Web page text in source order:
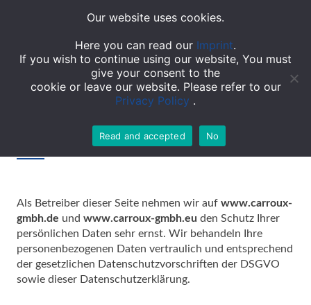
Privacy policy
Als Betreiber dieser Seite nehmen wir auf www.carroux-
gmbh.de und www.carroux-gmbh.eu den Schutz Ihrer
persönlichen Daten sehr ernst. Wir behandeln Ihre
personenbezogenen Daten vertraulich und entsprechend
der gesetzlichen Datenschutzvorschriften der DSGVO
sowie dieser Datenschutzerklärung.
Our website uses cookies.
Here you can read our Imprint.
If you wish to continue using our website, You must
give your consent to the
cookie or leave our website. Please refer to our
Privacy Policy .
Read and accepted No